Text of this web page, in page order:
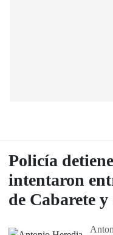
Policía
intentaron
de Cabarete